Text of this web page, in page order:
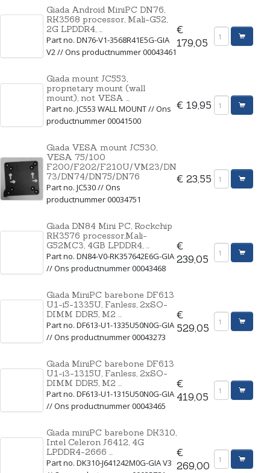
Giada Android MiniPC DN76,
RK3568 processor, Mali-G52,
2G LPDDR4, ...
Part no. DN76-V1-3568R41E5G-GIA
V2 // Ons productnummer 00043461
€
179,05
Giada mount JC553,
proprietary mount (wall
mount), not VESA ...
Part no. JC553 WALL MOUNT // Ons
productnummer 00041500
€ 19,95
Giada VESA mount JC530,
VESA 75/100
F200/F202/F210U/VM23/DN
73/DN74/DN75/DN76
Part no. JC530 // Ons
productnummer 00034751
€ 23,55
Giada DN84 Mini PC, Rockchip
RK3576 processor,Mali-
G52MC3, 4GB LPDDR4, ...
Part no. DN84-V0-RK357642E6G-GIA
// Ons productnummer 00043468
€
239,05
Giada MiniPC barebone DF613
U1-i5-1335U, Fanless, 2xSO-
DIMM DDR5, M2 ...
Part no. DF613-U1-1335U50N0G-GIA
// Ons productnummer 00043273
€
529,05
Giada MiniPC barebone DF613
U1-i3-1315U, Fanless, 2xSO-
DIMM DDR5, M2 ...
Part no. DF613-U1-1315U50N0G-GIA
// Ons productnummer 00043465
€
419,05
Giada miniPC barebone DK310,
Intel Celeron J6412, 4G
LPDDR4-2666 ...
Part no. DK310-J641242M0G-GIA V3
€
269,00